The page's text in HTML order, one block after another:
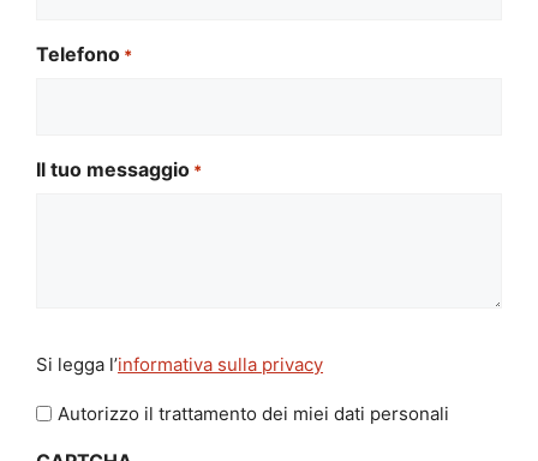
Telefono *
Il tuo messaggio *
legga
l'informativa
Si legga l’informativa sulla privacy
Autorizzo il trattamento dei miei dati personali